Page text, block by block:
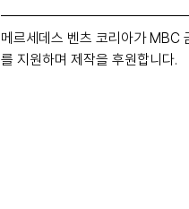
메르세데스 벤츠 코리아가
를 지원하며 제작을 후원합니다.